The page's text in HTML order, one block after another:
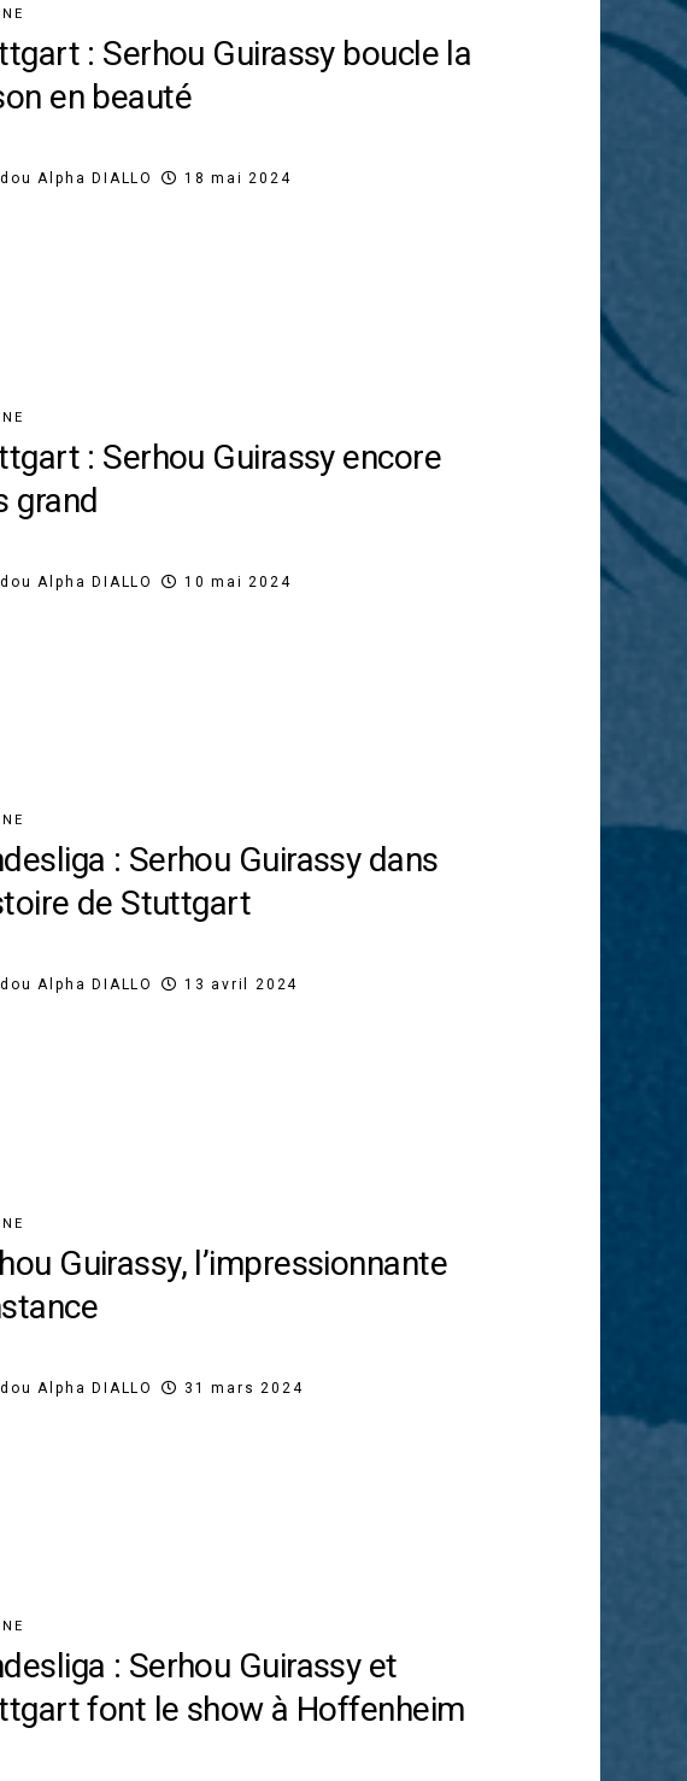
: Serhou Guirassy boucle la
en beauté
Alpha DIALLO 18 mai 2024
: Serhou Guirassy encore
grand
Alpha DIALLO 10 mai 2024
: Serhou Guirassy dans
de Stuttgart
Alpha DIALLO 13 avril 2024
Guirassy, l’impressionnante
Alpha DIALLO 31 mars 2024
: Serhou Guirassy et
font le show à Hoffenheim